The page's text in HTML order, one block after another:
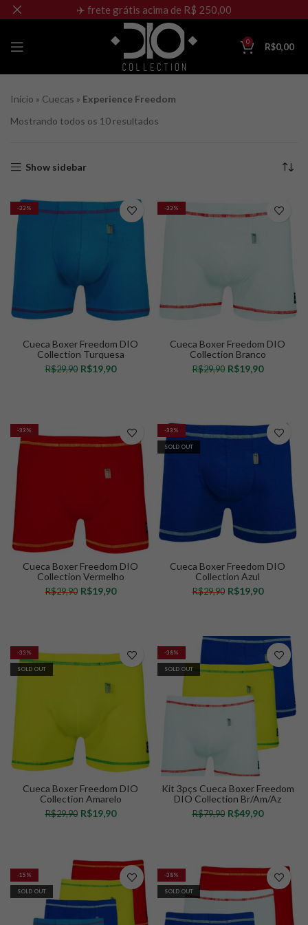
0 R$0,00
Início » Cuecas » Experience Freedom
Mostrando todos os 10 resultados
Show sidebar
-33%
Cueca Boxer Freedom DIO
Collection Turquesa
R$29,90 R$19,90
-33%
Cueca Boxer Freedom DIO
Collection Branco
R$29,90 R$19,90
-33%
Cueca Boxer Freedom DIO
Collection Vermelho
R$29,90 R$19,90
-33%
SOLD OUT
Cueca Boxer Freedom DIO
Collection Azul
R$29,90 R$19,90
-33%
SOLD OUT
Cueca Boxer Freedom DIO
Collection Amarelo
R$29,90 R$19,90
-38%
SOLD OUT
Kit 3pçs Cueca Boxer Freedom
DIO Collection Br/Am/Az
R$79,90 R$49,90
-15%
SOLD OUT
-38%
SOLD OUT
✈️ frete grátis acima de R$ 250,00